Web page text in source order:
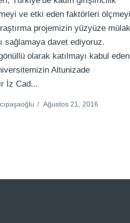
ve etki eden faktörleri
projemizin yüzyüze
sağlamaya davet ediyoruz.
olarak katılmayı kabul eden
Altunizade
İz Cad...
/ Ağustos 21, 2016